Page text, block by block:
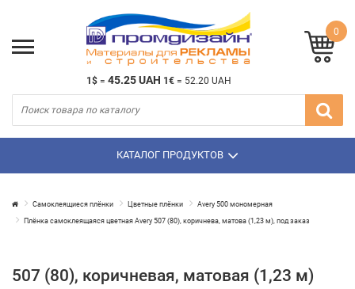
1$ = 45.25 UAH 1€ = 52.20 UAH
0
КАТАЛОГ ПРОДУКТОВ
Самоклеящиеся плёнки Цветные плёнки Avery 500 мономерная
Плёнка самоклеящаяся цветная Avery 507 (80), коричнева, матова (1,23 м), под заказ
507 (80), коричневая, матовая (1,23 м)